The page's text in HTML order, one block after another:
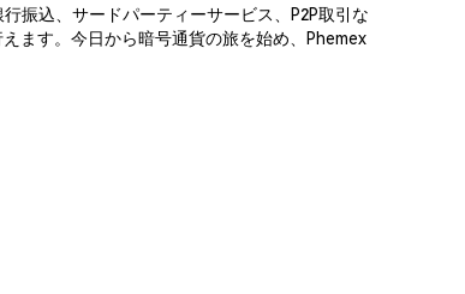
振込、サードパーティーサービス、P2P取引な
ます。今日から暗号通貨の旅を始め、Phemex